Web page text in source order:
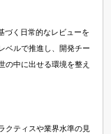
づく日常的なレビューを
ベルで推進し、開発チー
の中に出せる環境を整え
クティスや業界水準の見